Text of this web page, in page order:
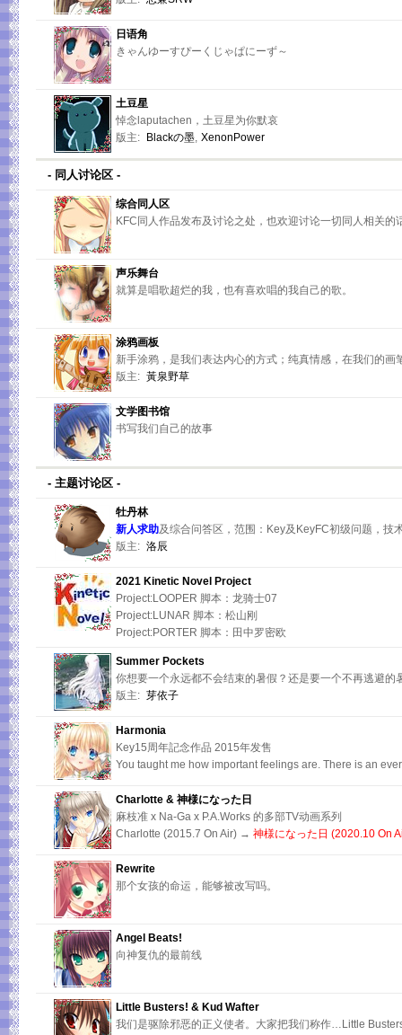
日语角
きゃんゆーすぴーくじゃぱにーず～
土豆星
悼念laputachen，土豆星为你默哀
版主:
Blackの墨, XenonPower
- 同人讨论区 -
综合同人区
KFC同人作品发布及讨论之处，也欢迎讨论一切同人相关的
声乐舞台
就算是唱歌超烂的我，也有喜欢唱的我自己的歌。
涂鸦画板
新手涂鸦，是我们表达内心的方式；纯真情感，在我们的画
版主: 黃泉野草
文学图书馆
书写我们自己的故事
- 主题讨论区 -
牡丹林
新人求助及综合问答区，范围：Key及KeyFC初级问题，技
版主: 洛辰
2021 Kinetic Novel Project
Project:LOOPER 脚本：龙骑士07
Project:LUNAR 脚本：松山刚
Project:PORTER 脚本：田中罗密欧
Summer Pockets
你想要一个永远都不会结束的暑假？还是要一个不再逃避的
版主: 芽依子
Harmonia
Key15周年記念作品 2015年发售
You taught me how important feelings are. There is an
Charlotte & 神様になった日
麻枝准 x Na-Ga x P.A.Works 的多部TV动画系列
Charlotte (2015.7 On Air) → 神様になった日 (2020.10 On
Rewrite
那个女孩的命运，能够被改写吗。
Angel Beats!
向神复仇的最前线
Little Busters! & Kud Wafter
我们是驱除邪恶的正义使者。大家把我们称作…Little